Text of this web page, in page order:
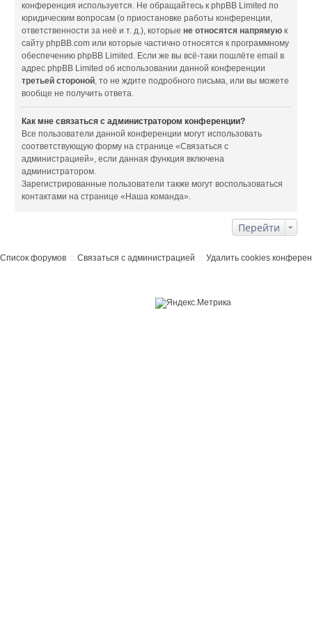
конференция используется. Не обращайтесь к phpBB Limited по
юридическим вопросам (о приостановке работы конференции,
ответственности за неё и т. д.), которыене относятся напрямую к
сайту phpBB.com или которые частично относятся к программному
обеспечению phpBB Limited. Если же вы всё-таки пошлёте email в
адрес phpBB Limited об использовании данной конференции
третьей стороной, то не ждите подробного письма, или вы можете
вообще не получить ответа.
Как мне связаться с администратором конференции?
Все пользователи данной конференции могут использовать
соответствующую форму на странице «Связаться с
администрацией», если данная функция включена
администратором.
Зарегистрированные пользователи также могут воспользоваться
контактами на странице «Наша команда».
Перейти
Список форумов Связаться с администрацией Удалить cookies